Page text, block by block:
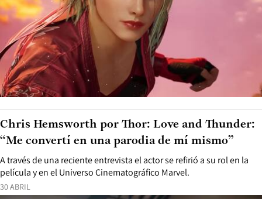
30 ABRIL
A través de una reciente entrevista el actor se refirió a su rol en la
película y en el Universo Cinematográfico Marvel.
Chris Hemsworth por Thor: Love and Thunder:
“Me convertí en una parodia de mí mismo”